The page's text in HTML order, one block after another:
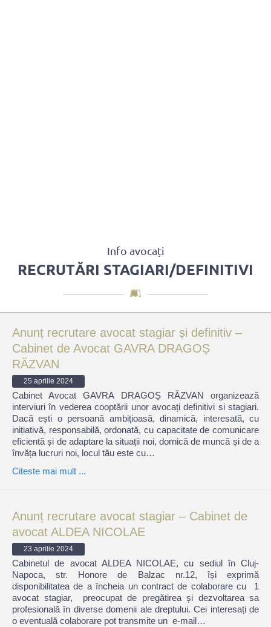
Info avocați
RECRUTĂRI STAGIARI/DEFINITIVI
Anunț recrutare avocat stagiar și definitiv –
Cabinet de Avocat GAVRA DRAGOȘ
RĂZVAN
25 aprilie 2024
Cabinet Avocat GAVRA DRAGOȘ RĂZVAN organizează
interviuri în vederea cooptării unor avocați definitivi si stagiari.
Dacă ești o persoană ambițioasă, dinamică, interesată, cu
inițiativă, responsabilă, ordonată, cu capacitate de comunicare
eficientă și de adaptare la situații noi, dornică de muncă și de a
învăța lucruri noi, locul tău este cu…
Citeste mai mult ...
Anunț recrutare avocat stagiar – Cabinet de
avocat ALDEA NICOLAE
23 aprilie 2024
Cabinetul de avocat ALDEA NICOLAE, cu sediul în Cluj-
Napoca, str. Honore de Balzac nr.12, își exprimă
disponibilitatea de a încheia un contract de colaborare cu 1
avocat stagiar, preocupat de pregătirea și dezvoltarea sa
profesională în diverse domenii ale dreptului. Cei interesați de
o eventuală colaborare pot transmite un e-mail…